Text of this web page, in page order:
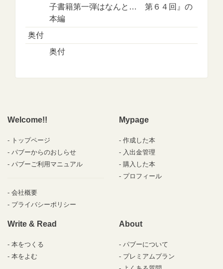
子書籍第一弾はなんと… 第６４回』の
本編
奥付
奥付
Welcome!!
トップページ
パブーからのおしらせ
パブーご利用マニュアル
会社概要
プライバシーポリシー
Mypage
作成した本
入出金管理
購入した本
プロフィール
Write & Read
本をつくる
本をよむ
About
パブーについて
プレミアムプラン